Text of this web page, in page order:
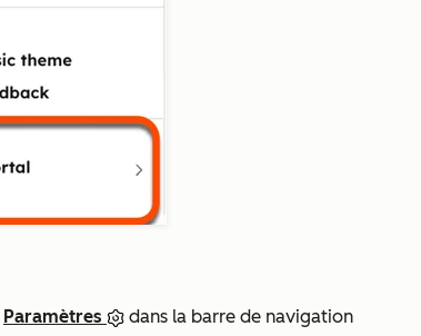
Paramètres
dans la barre de navigation